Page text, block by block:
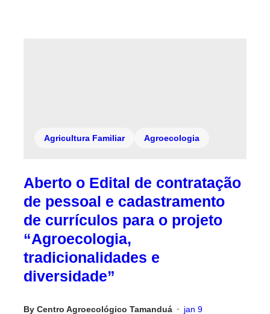
Agricultura Familiar Agroecologia
Aberto o Edital de contratação
de pessoal e cadastramento
de currículos para o projeto
“Agroecologia,
tradicionalidades e
diversidade”
By Centro Agroecológico Tamanduá • jan 9